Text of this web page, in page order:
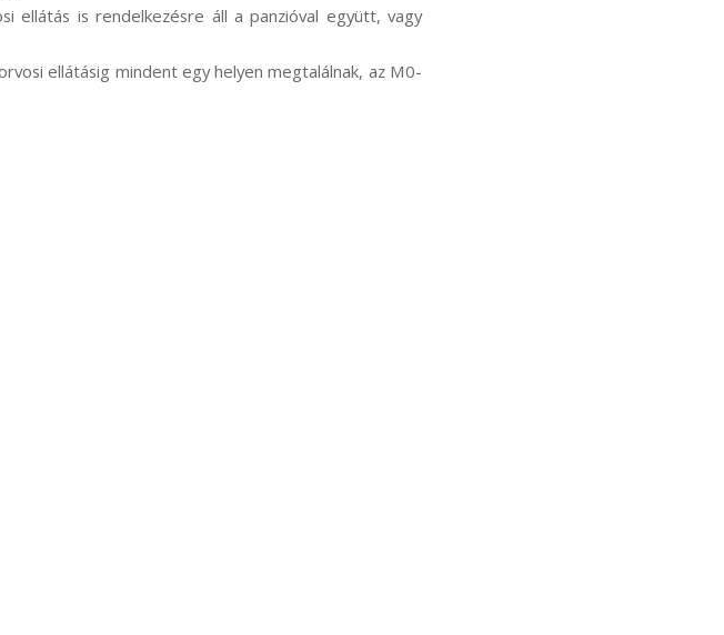
ellátás is rendelkezésre áll a panzióval együtt, vagy
ellátásig mindent egy helyen megtalálnak, az M0-